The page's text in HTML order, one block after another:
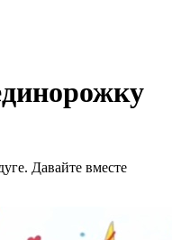
Давайте вместе